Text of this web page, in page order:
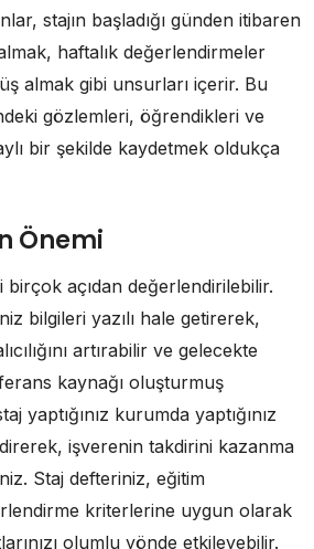
stajın başladığı günden itibaren
haftalık değerlendirmeler
almak gibi unsurları içerir. Bu
gözlemleri, öğrendikleri ve
bir şekilde kaydetmek oldukça
Önemi
birçok açıdan değerlendirilebilir.
bilgileri yazılı hale getirerek,
artırabilir ve gelecekte
kaynağı oluşturmuş
yaptığınız kurumda yaptığınız
işverenin takdirini kazanma
Staj defteriniz, eğitim
kriterlerine uygun olarak
olumlu yönde etkileyebilir.